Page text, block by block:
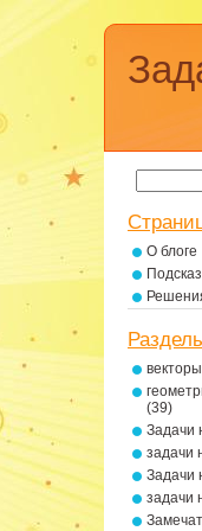
О блоге
векторы
(39)
Задачи
задачи
Задачи
задачи